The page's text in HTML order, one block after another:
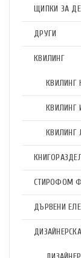
ЩИПКИ ЗА
ДРУГИ
КВИЛИНГ
КВИЛИНГ
КВИЛИНГ
КВИЛИНГ
СТИРОФОМ
ДЪРВЕНИ